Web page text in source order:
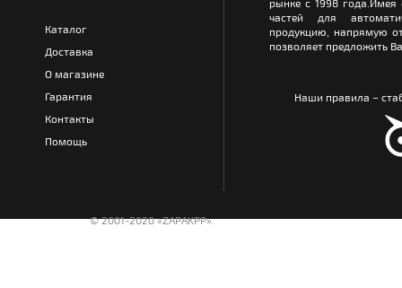
Каталог
Доставка
О магазине
Гарантия
Контакты
Помощь
рынке с 1998
частей для
продукцию, напрямую
позволяет предложить
Наши правила –
© 2001-2020 «ZAPAKPP».